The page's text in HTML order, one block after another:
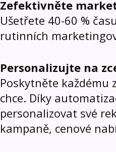
Zefektivněte
Ušetřete 40-60 %
rutinních
Personalizujte na
Poskytněte každému
chce. Díky
personalizovat své
kampaně, cenové